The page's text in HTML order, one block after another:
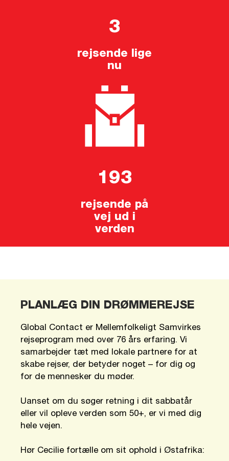
3
rejsende lige
nu
193
rejsende på
vej ud i
verden
PLANLÆG DIN DRØMMEREJSE
Global Contact er Mellemfolkeligt Samvirkes
rejseprogram med over 76 års erfaring. Vi
samarbejder tæt med lokale partnere for at
skabe rejser, der betyder noget – for dig og
for de mennesker du møder.
Uanset om du søger retning i dit sabbatår
eller vil opleve verden som 50+, er vi med dig
hele vejen.
Hør Cecilie fortælle om sit ophold i Østafrika: